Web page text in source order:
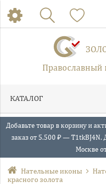
Православный
КАТАЛОГ
Добавьте товар в корзину и
заказ от 5.500 ₽ — T1tkBJ4N.
Москве
Нательные иконы
красного золота